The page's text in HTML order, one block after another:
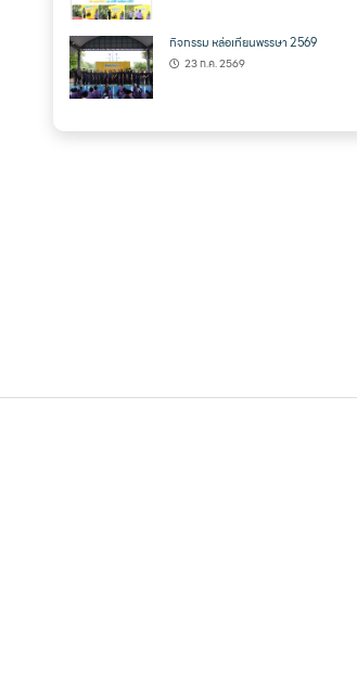
กิจกรรม หล่อเทียนพรรษา 2569
23 ก.ค. 2569